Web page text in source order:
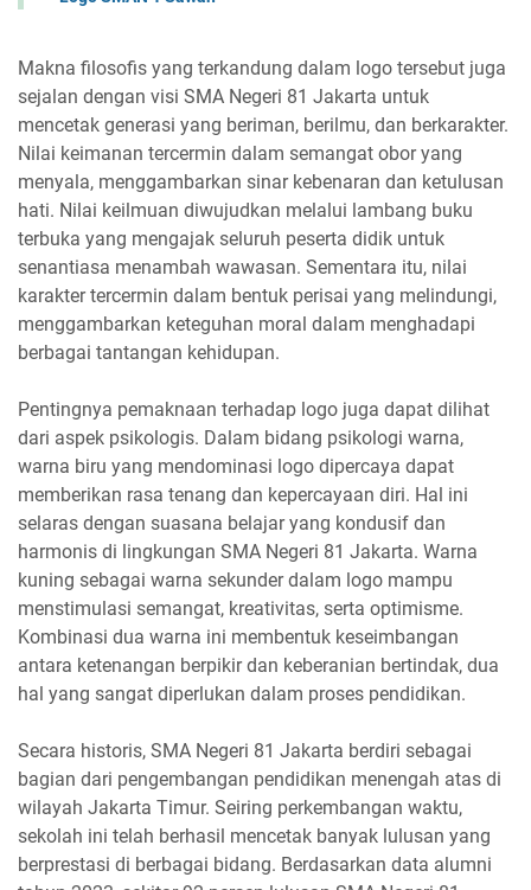
Makna filosofis yang terkandung dalam logo tersebut juga
sejalan dengan visi SMA Negeri 81 Jakarta untuk
mencetak generasi yang beriman, berilmu, dan berkarakter.
Nilai keimanan tercermin dalam semangat obor yang
menyala, menggambarkan sinar kebenaran dan ketulusan
hati. Nilai keilmuan diwujudkan melalui lambang buku
terbuka yang mengajak seluruh peserta didik untuk
senantiasa menambah wawasan. Sementara itu, nilai
karakter tercermin dalam bentuk perisai yang melindungi,
menggambarkan keteguhan moral dalam menghadapi
berbagai tantangan kehidupan.
Pentingnya pemaknaan terhadap logo juga dapat dilihat
dari aspek psikologis. Dalam bidang psikologi warna,
warna biru yang mendominasi logo dipercaya dapat
memberikan rasa tenang dan kepercayaan diri. Hal ini
selaras dengan suasana belajar yang kondusif dan
harmonis di lingkungan SMA Negeri 81 Jakarta. Warna
kuning sebagai warna sekunder dalam logo mampu
menstimulasi semangat, kreativitas, serta optimisme.
Kombinasi dua warna ini membentuk keseimbangan
antara ketenangan berpikir dan keberanian bertindak, dua
hal yang sangat diperlukan dalam proses pendidikan.
Secara historis, SMA Negeri 81 Jakarta berdiri sebagai
bagian dari pengembangan pendidikan menengah atas di
wilayah Jakarta Timur. Seiring perkembangan waktu,
sekolah ini telah berhasil mencetak banyak lulusan yang
berprestasi di berbagai bidang. Berdasarkan data alumni